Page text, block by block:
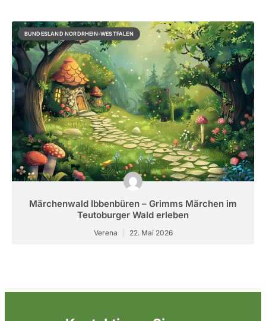
BUNDESLAND NORDRHEIN-WESTFALEN
Märchenwald Ibbenbüren – Grimms Märchen im
Teutoburger Wald erleben
Verena 22. Mai 2026